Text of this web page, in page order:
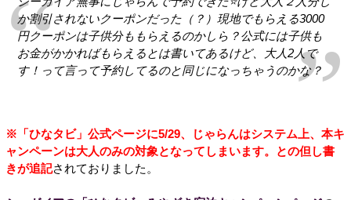
か割引されないクーポンだった（？）現地でもらえる3000
円クーポンは子供分ももらえるのかしら？公式には子供も
お金がかかればもらえるとは書いてあるけど、大人2人で
す！って言って予約してるのと同じになっちゃうのかな？
※「ひなタビ」公式ページに5/29、じゃらんはシステム上、本キ
ャンペーンは大人のみの対象となってしまいます。との但し書
きが追記されておりました。